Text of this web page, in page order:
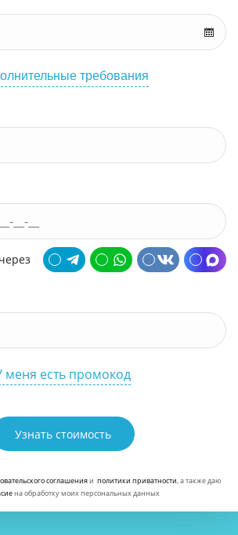
требования
меня есть промокод
Узнать стоимость
соглашенияи политики приватности, а также даю
на обработку моих персональных данных